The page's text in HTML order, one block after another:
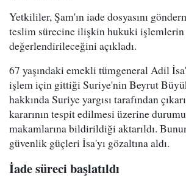
Yetkililer, Şam'ın iade dosyasını
teslim sürecine ilişkin hukuki işlemlerin
değerlendirileceğini açıkladı.
67 yaşındaki emekli tümgeneral Adil
işlem için gittiği Suriye'nin Beyrut
hakkında Suriye yargısı tarafından
kararının tespit edilmesi üzerine
makamlarına bildirildiği aktarıldı.
güvenlik güçleri İsa'yı gözaltına aldı.
İade süreci başlatıldı